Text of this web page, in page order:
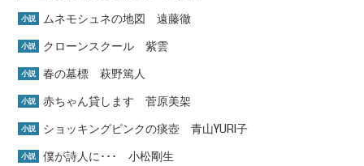
小説 ムネモシュネの地図 遠藤徹
小説 クローンスクール 紫雲
小説 春の墓標 萩野篤人
小説 赤ちゃん貸します 菅原美架
小説 ショッキングピンクの痰壺 青山YURI子
小説 僕が詩人に･･･ 小松剛生